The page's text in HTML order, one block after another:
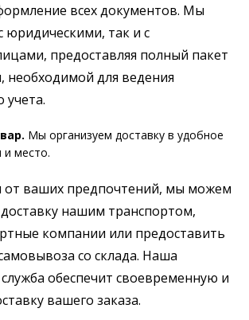
всех документов. Мы
юридическими, так и с
предоставляя полный пакет
необходимой для ведения
учета.
Мы организуем доставку в удобное
и место.
от ваших предпочтений, мы можем
нашим транспортом,
компании или предоставить
со склада. Наша
служба обеспечит своевременную и
вашего заказа.